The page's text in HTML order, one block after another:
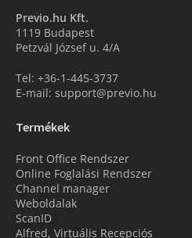
Previo.hu Kft.
1119 Budapest
Petzvál József u. 4/A
Tel: +36-1-445-3737
E-mail: support@previo.hu
Termékek
Front Office Rendszer
Online Foglalási Rendszer
Channel manager
Weboldalak
ScanID
Alfred, Virtuális Recepciós